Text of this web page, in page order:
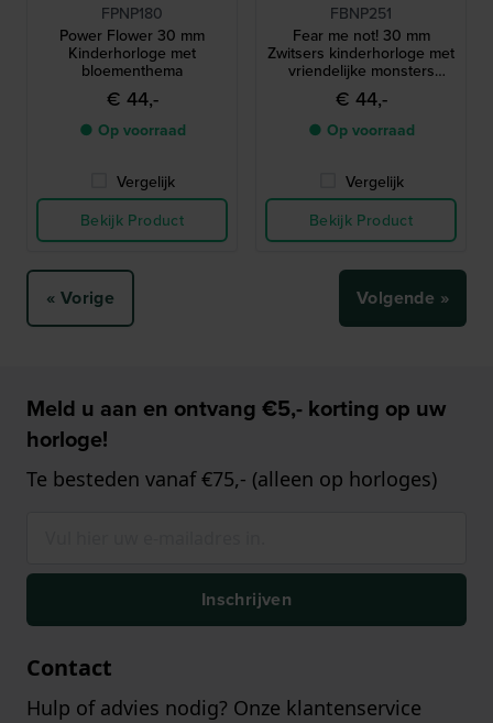
FPNP180
Power Flower 30 mm
Kinderhorloge met
bloementhema
€ 44,-
● Op voorraad
Vergelijk
Bekijk Product
FBNP251
Fear me not! 30 mm
Zwitsers kinderhorloge met
vriendelijke monsters
thema
€ 44,-
● Op voorraad
Vergelijk
Bekijk Product
« Vorige Volgende »
Meld u aan en ontvang €5,- korting op uw
horloge!
Te besteden vanaf €75,- (alleen op horloges)
Inschrijven
Contact
Hulp of advies nodig? Onze klantenservice